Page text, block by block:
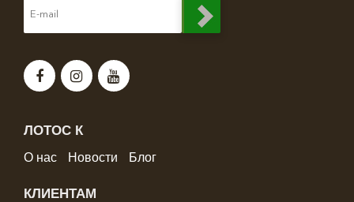
ЛОТОС К
О нас Новости Блог
КЛИЕНТАМ